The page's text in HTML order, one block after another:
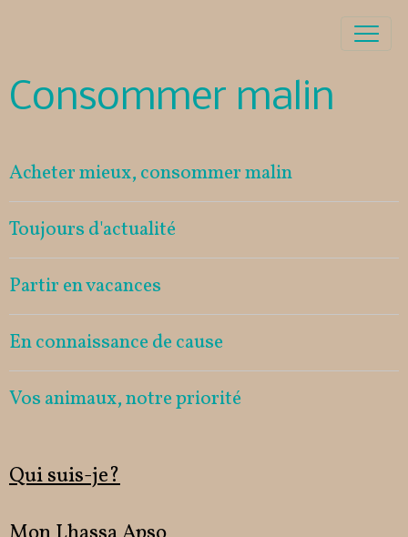
Consommer malin
Acheter mieux, consommer malin
Toujours d'actualité
Partir en vacances
En connaissance de cause
Vos animaux, notre priorité
Qui suis-je?